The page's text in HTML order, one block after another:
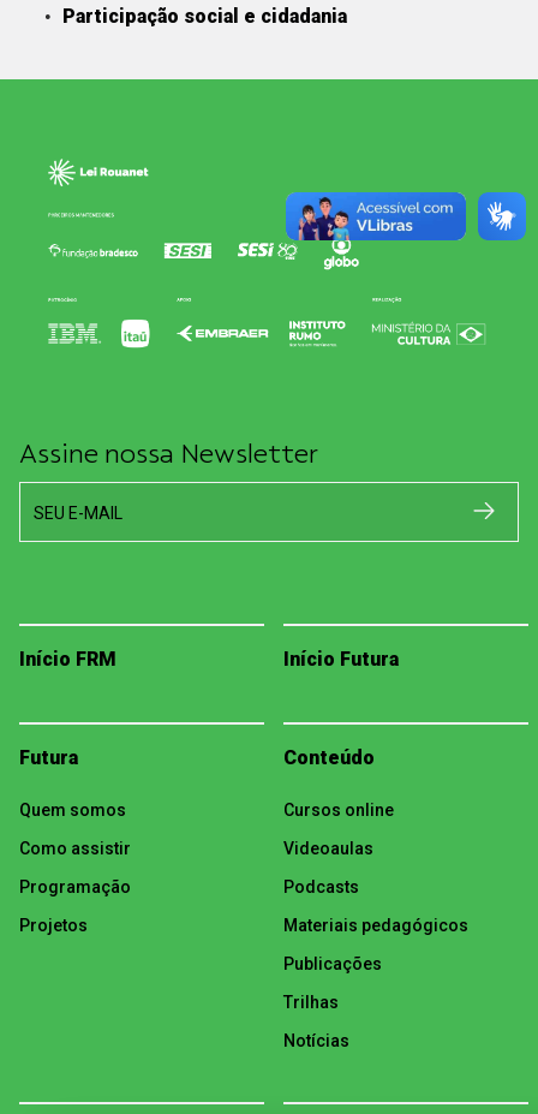
Participação social e cidadania
Assine nossa Newsletter
SEU E-MAIL
Início FRM Início Futura
Futura
Quem somos
Como assistir
Programação
Projetos
Conteúdo
Cursos online
Videoaulas
Podcasts
Materiais pedagógicos
Publicações
Trilhas
Notícias